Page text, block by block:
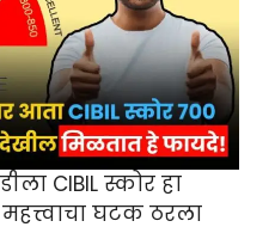
CIBIL स्कोर हा
घटक ठरला